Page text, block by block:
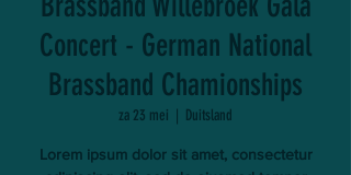
Concert - German National
Brassband Chamionships
za 23 mei Duitsland
Lorem ipsum dolor sit amet, consectetur